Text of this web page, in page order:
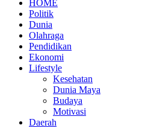
HOME
Politik
Dunia
Olahraga
Pendidikan
Ekonomi
Lifestyle
Kesehatan
Dunia Maya
Budaya
Motivasi
Daerah